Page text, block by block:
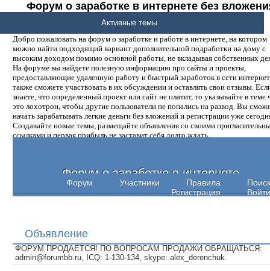
Форум о заработке в интернете без
денег.
Добро пожаловать на форум о заработке и работе в интернете, на котором
можно найти подходящий вариант дополнительной подработки на дому с
высоким доходом помимо основной работы, не вкладывая собственных
На форуме вы найдете полезную информацию про сайты и проекты,
предоставляющие удаленную работу и быстрый заработок в сети
также сможете участвовать в их обсуждении и оставлять свои отзывы.
знаете, что определенный проект или сайт не платит, то указывайте в теме
это лохотрон, чтобы другие пользователи не попались на развод. Вы
начать зарабатывать легкие деньги без вложений и регистрации уже
Создавайте новые темы, размещайте объявления со своими
ссылками и первая прибыль не заставит себя долго ждать.
Форум о заработке в интернете
Форум Участники Правила
Поиск
Регистрация
Войти
Активные темы
Объявление
ФОРУМ ПРОДАЕТСЯ! ПО ВОПРОСАМ ПРОДАЖИ ОБРАЩАТЬСЯ:
admin@forumbb.ru, ICQ: 1-130-134, skype: alex_derenchuk.